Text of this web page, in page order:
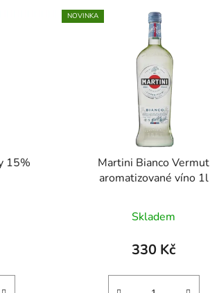
e
n
k
15%
NOVINKA
Martini Bianco Vermut
aromatizované víno 1l
Skladem
330 Kč